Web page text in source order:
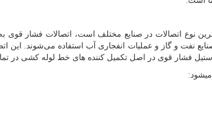
نوع اتصالات در صنایع مختلف است، اتصالات فشار قوی به
نفت و گاز و عملیات انفجاری آب استفاده می‌شوند. این
استیل فشار قوی در اصل تکمیل کننده های خط لوله کشی در